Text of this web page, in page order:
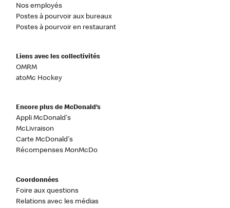
Nos employés
Postes à pourvoir aux bureaux
Postes à pourvoir en restaurant
Liens avec les collectivités
OMRM
atoMc Hockey
Encore plus de McDonald’s
Appli McDonald's
McLivraison
Carte McDonald's
Récompenses MonMcDo
Coordonnées
Foire aux questions
Relations avec les médias